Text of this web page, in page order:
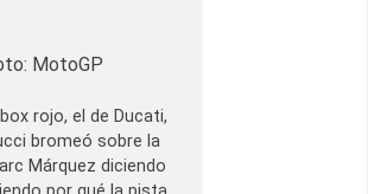
MotoGP
rojo, el de Ducati,
bromeó sobre la
Márquez diciendo